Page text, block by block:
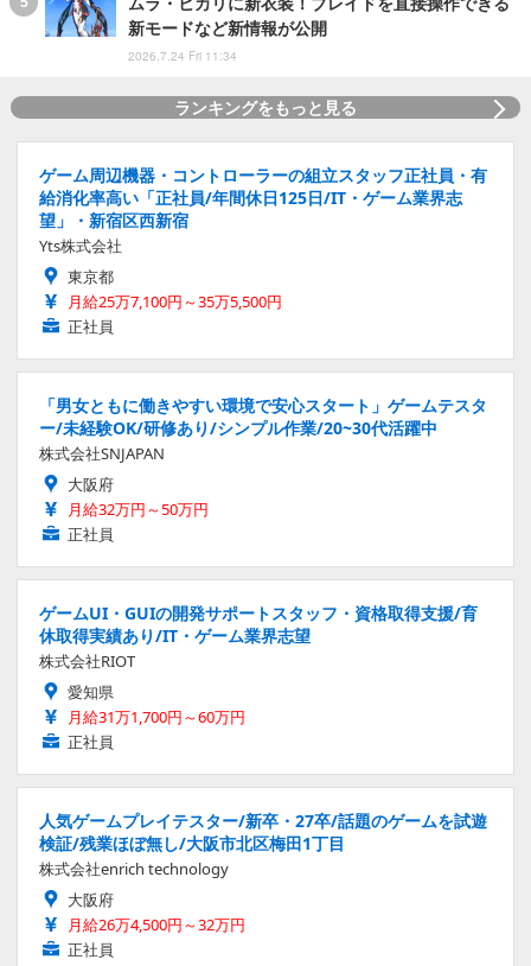
新モードなど新情報が公開
2026.7.24 Fri 11:34
ランキングをもっと見る
ゲーム周辺機器・コントローラーの組立スタッフ正社員・有
給消化率高い「正社員/年間休日125日/IT・ゲーム業界志
望」・新宿区西新宿
Yts株式会社
東京都
月給25万7,100円～35万5,500円
正社員
「男女ともに働きやすい環境で安心スタート」ゲームテスタ
ー/未経験OK/研修あり/シンプル作業/20~30代活躍中
株式会社SNJAPAN
大阪府
月給32万円～50万円
正社員
ゲームUI・GUIの開発サポートスタッフ・資格取得支援/育
休取得実績あり/IT・ゲーム業界志望
株式会社RIOT
愛知県
月給31万1,700円～60万円
正社員
人気ゲームプレイテスター/新卒・27卒/話題のゲームを試遊
検証/残業ほぼ無し/大阪市北区梅田1丁目
株式会社enrich technology
大阪府
月給26万4,500円～32万円
正社員